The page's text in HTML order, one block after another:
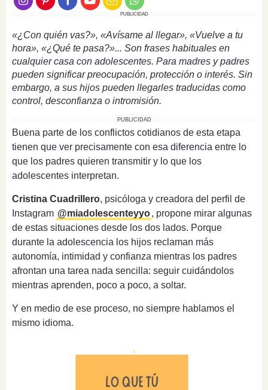
PUBLICIDAD
«¿Con quién vas?», «Avísame al llegar», «Vuelve a tu
hora», «¿Qué te pasa?»... Son frases habituales en
cualquier casa con adolescentes. Para madres y padres
pueden significar preocupación, protección o interés. Sin
embargo, a sus hijos pueden llegarles traducidas como
control, desconfianza o intromisión.
PUBLICIDAD
Buena parte de los conflictos cotidianos de esta etapa
tienen que ver precisamente con esa diferencia entre lo
que los padres quieren transmitir y lo que los
adolescentes interpretan.
Cristina Cuadrillero, psicóloga y creadora del perfil de
Instagram @miadolescenteyyo, propone mirar algunas
de estas situaciones desde los dos lados. Porque
durante la adolescencia los hijos reclaman más
autonomía, intimidad y confianza mientras los padres
afrontan una tarea nada sencilla: seguir cuidándolos
mientras aprenden, poco a poco, a soltar.
Y en medio de ese proceso, no siempre hablamos el
mismo idioma.